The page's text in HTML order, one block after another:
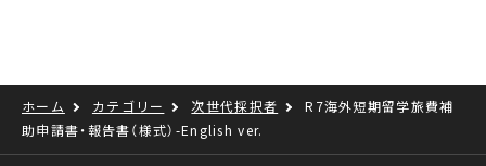
ホーム カテゴリー 次世代採択者
R7海外短期留学旅費補
助申請書・報告書（様式）-English ver.